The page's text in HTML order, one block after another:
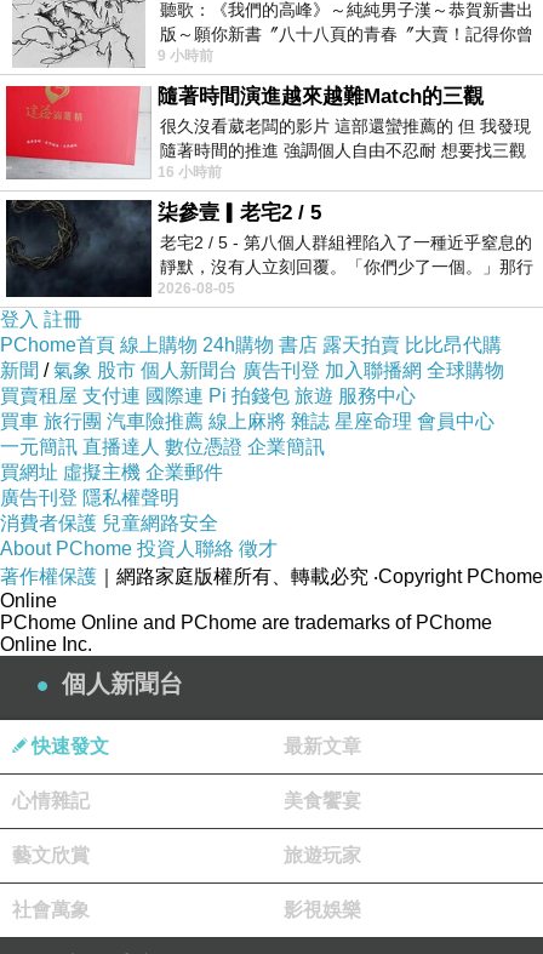
《酥皮蛋餅 – 起士》
《麵麵俱到 – 奶油培根》
點這個小朋友吃得很開心
而且這份量滿飽的
聽歌：《我們的高峰》～純純男子漢～恭賀新書出
版～願你新書〞八十八頁的青春〞大賣！記得你曾
經在我的版留言…「好讚的圖^^感覺大家
9 小時前
隨著時間演進越來越難Match的三觀
很久沒看葳老闆的影片 這部還蠻推薦的 但 我發現
隨著時間的推進 強調個人自由不忍耐 想要找三觀
接近的不要說對象 連朋友都超
16 小時前
柒參壹▎老宅2 / 5
老宅2 / 5 - 第八個人群組裡陷入了一種近乎窒息的
靜默，沒有人立刻回覆。「你們少了一個。」那行
字像一顆冰冷的鐵釘，硬生生刺進螢
2026-08-05
登入 註冊
PChome首頁 線上購物 24h購物 書店 露天拍賣 比比昂代購
新聞 /氣象 股市 個人新聞台 廣告刊登 加入聯播網 全球購物
買賣租屋 支付連 國際連 Pi 拍錢包 旅遊 服務中心
買車 旅行團 汽車險推薦 線上麻將 雜誌 星座命理 會員中心
一元簡訊 直播達人 數位憑證 企業簡訊
買網址 虛擬主機 企業郵件
廣告刊登 隱私權聲明
消費者保護 兒童網路安全
About PChome 投資人聯絡 徵才
著作權保護 ｜網路家庭版權所有、轉載必究 ‧Copyright PChome
Online
PChome Online and PChome are trademarks of PChome
Online Inc.
個人新聞台
快速發文 最新文章
心情雜記 美食饗宴
藝文欣賞 旅遊玩家
社會萬象 影視娛樂